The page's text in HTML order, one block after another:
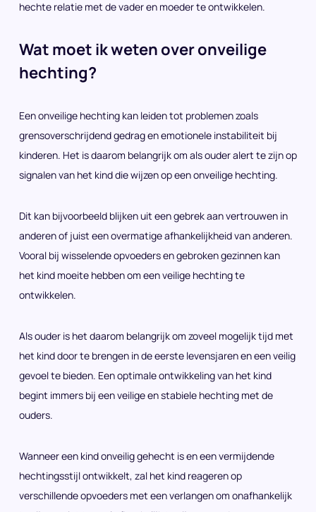
hechte relatie met de vader en moeder te ontwikkelen.
Wat moet ik weten over onveilige
hechting?
Een onveilige hechting kan leiden tot problemen zoals
grensoverschrijdend gedrag en emotionele instabiliteit bij
kinderen. Het is daarom belangrijk om als ouder alert te zijn op
signalen van het kind die wijzen op een onveilige hechting.
Dit kan bijvoorbeeld blijken uit een gebrek aan vertrouwen in
anderen of juist een overmatige afhankelijkheid van anderen.
Vooral bij wisselende opvoeders en gebroken gezinnen kan
het kind moeite hebben om een veilige hechting te
ontwikkelen.
Als ouder is het daarom belangrijk om zoveel mogelijk tijd met
het kind door te brengen in de eerste levensjaren en een veilig
gevoel te bieden. Een optimale ontwikkeling van het kind
begint immers bij een veilige en stabiele hechting met de
ouders.
Wanneer een kind onveilig gehecht is en een vermijdende
hechtingsstijl ontwikkelt, zal het kind reageren op
verschillende opvoeders met een verlangen om onafhankelijk